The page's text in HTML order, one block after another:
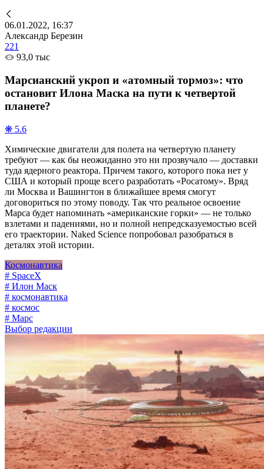
06.01.2022, 16:37
Александр Березин
221
93,0 тыс
Марсианский укроп и «атомный тормоз»: что
остановит Илона Маска на пути к четвертой
планете?
❋ 5.6
Химические двигатели для полета на четвертую планету
требуют — как бы неожиданно это ни прозвучало — доставки
туда ядерного реактора. Причем такого, которого пока нет у
США и который проще всего разработать «Росатому». Вряд
ли Москва и Вашингтон в ближайшее время смогут
договориться по этому поводу. Так что реальное освоение
Марса будет напоминать «американские горки» — не только
взлетами и падениями, но и полной непредсказуемостью всей
его траектории. Naked Science попробовал разобраться в
деталях этой истории.
Космонавтика
# SpaceX
# Илон Маск
# космонавтика
# космос
# Марс
Выбор редакции